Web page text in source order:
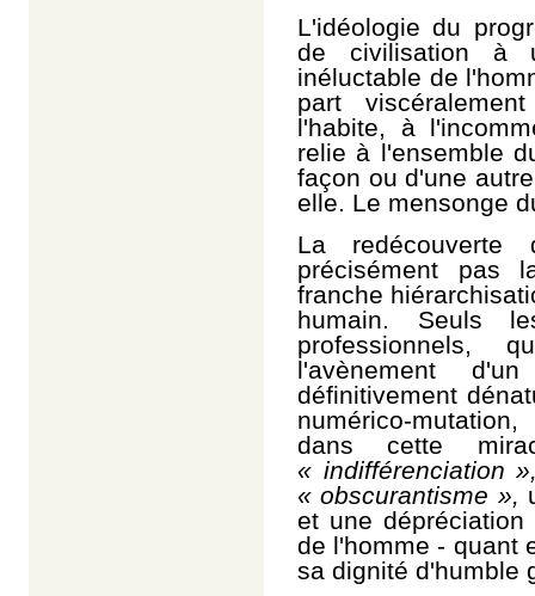
L'idéologie du
de civilisation à
inéluctable de
part
l'habite, à
relie à l'ensemble
façon ou d'une
elle. Le mensonge
La redécouverte
précisément pas
franche
humain. Seuls
professionnels,
l'avènement d'un
définitivement
numérico-
dans cette
« indifférenciation
« obscurantisme »,
et une dépréciation
de l'homme - quant
sa dignité d'humble